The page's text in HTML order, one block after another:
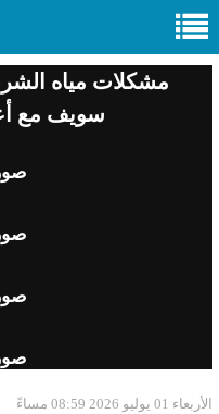
مشكلات مياه
سويف مع
الأربعاء 01 يوليو 2026 08:59 مساءً